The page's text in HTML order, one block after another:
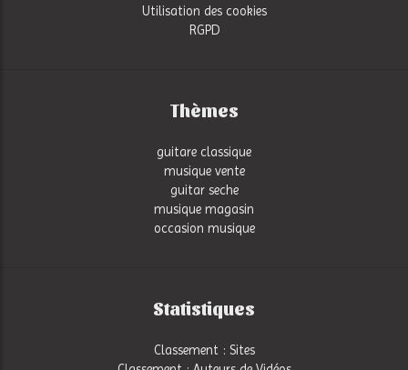
Utilisation des cookies
RGPD
Thèmes
guitare classique
musique vente
guitar seche
musique magasin
occasion musique
Statistiques
Classement : Sites